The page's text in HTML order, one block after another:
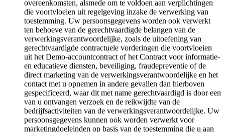
overeenkomsten, alsmede om te voldoen aan verplichtingen
die voortvloeien uit regelgeving inzake de verwerking van
toestemming. Uw persoonsgegevens worden ook verwerkt
ten behoeve van de gerechtvaardigde belangen van de
verwerkingsverantwoordelijke, zoals de uitoefening van
gerechtvaardigde contractuele vorderingen die voortvloeien
uit het Demo-accountcontract of het Contract voor informatie-
en educatieve diensten, beveiliging, fraudepreventie of de
direct marketing van de verwerkingsverantwoordelijke en het
contact met u opnemen in andere gevallen dan hierboven
gespecificeerd, waar dit met name gerechtvaardigd is door een
van u ontvangen verzoek en de reikwijdte van de
bedrijfsactiviteiten van de verwerkingsverantwoordelijke. Uw
persoonsgegevens kunnen ook worden verwerkt voor
marketingdoeleinden op basis van de toestemming die u aan